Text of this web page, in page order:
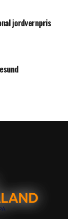
jordvernpris